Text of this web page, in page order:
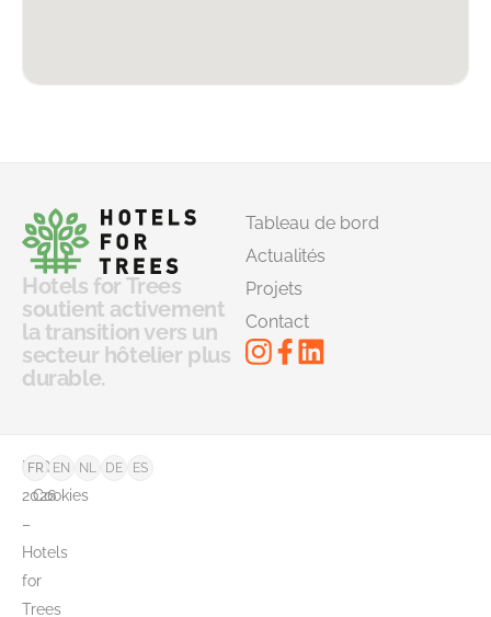
Hotels for Trees
soutient activement
la transition vers un
secteur hôtelier plus
durable.
Tableau de bord
Actualités
Projets
Contact
©
2026
–
Hotels
for
Trees
FAQ
Cookies
FR EN NL DE ES